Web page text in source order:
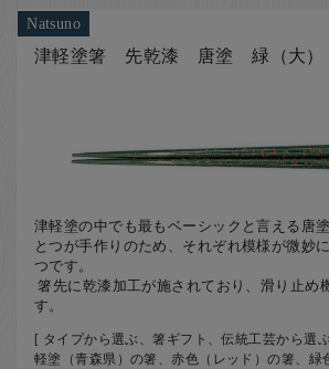
Natsuno
津軽塗箸 先乾漆 唐塗 緑（大）
津軽塗の中でも最もベーシックと言える唐
とつが手作りのため、それぞれ模様が微妙
つです。
箸先に乾漆加工が施されており、滑り止め
す。
[ タイプから選ぶ、箸ギフト、伝統工芸から選
軽塗（青森県）の箸、赤色（レッド）の箸、緑